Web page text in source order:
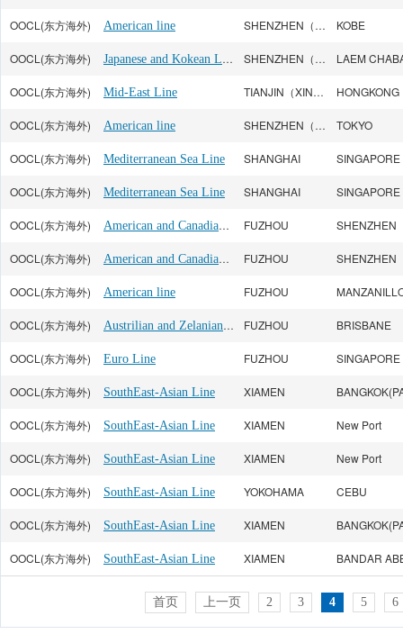
OOCL(东方海外) American line SHENZHEN（YANTIAN） KOBE
OOCL(东方海外) Japanese and Kokean Line SHENZHEN（SHEKOU）
OOCL(东方海外) Mid-East Line TIANJIN（XINGANG） HONGKONG
OOCL(东方海外) American line SHENZHEN（SHEKOU） TOKYO
OOCL(东方海外) Mediterranean Sea Line SHANGHAI SINGAPORE
OOCL(东方海外) Mediterranean Sea Line SHANGHAI SINGAPORE
OOCL(东方海外) American and Canadian line FUZHOU
OOCL(东方海外) American and Canadian line FUZHOU
OOCL(东方海外) American line FUZHOU
OOCL(东方海外) Austrilian and Zelanian Line FUZHOU BRISBANE
OOCL(东方海外) Euro Line FUZHOU SINGAPORE
OOCL(东方海外) SouthEast-Asian Line XIAMEN
OOCL(东方海外) SouthEast-Asian Line XIAMEN New Port
OOCL(东方海外) SouthEast-Asian Line XIAMEN New Port
OOCL(东方海外) SouthEast-Asian Line YOKOHAMA CEBU
OOCL(东方海外) SouthEast-Asian Line XIAMEN
OOCL(东方海外) SouthEast-Asian Line XIAMEN
首页 上一页 2 3 4 5 6